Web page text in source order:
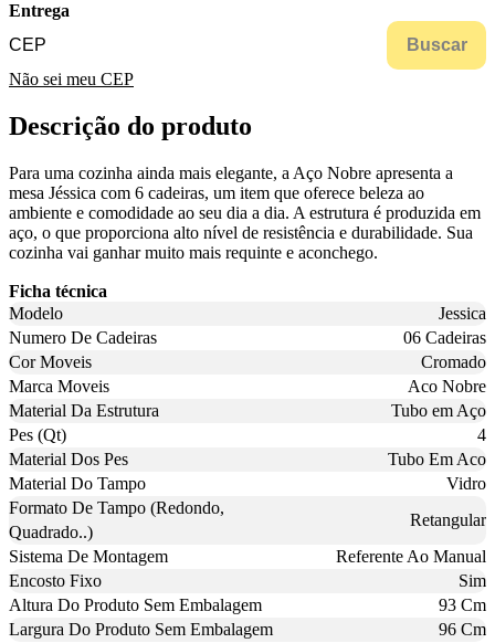
Entrega
Buscar
Não sei meu CEP
Descrição do produto
Para uma cozinha ainda mais elegante, a Aço Nobre apresenta a
mesa Jéssica com 6 cadeiras, um item que oferece beleza ao
ambiente e comodidade ao seu dia a dia. A estrutura é produzida em
aço, o que proporciona alto nível de resistência e durabilidade. Sua
cozinha vai ganhar muito mais requinte e aconchego.
Ficha técnica
Modelo
Jessica
Numero De Cadeiras
06 Cadeiras
Cor Moveis
Cromado
Marca Moveis
Aco Nobre
Material Da Estrutura
Tubo em Aço
Pes (Qt)
4
Material Dos Pes
Tubo Em Aco
Material Do Tampo
Vidro
Formato De Tampo (Redondo,
Quadrado..)
Retangular
Sistema De Montagem
Referente Ao Manual
Encosto Fixo
Sim
Altura Do Produto Sem Embalagem
93 Cm
Largura Do Produto Sem Embalagem
96 Cm